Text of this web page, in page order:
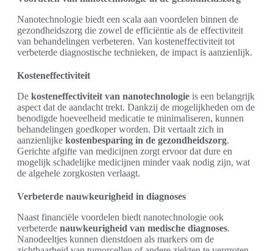
Nanotechnologie biedt een scala aan voordelen binnen de
gezondheidszorg die zowel de efficiëntie als de effectiviteit
van behandelingen verbeteren. Van kosteneffectiviteit tot
verbeterde diagnostische technieken, de impact is aanzienlijk.
Kosteneffectiviteit
De kosteneffectiviteit van nanotechnologie is een belangrijk
aspect dat de aandacht trekt. Dankzij de mogelijkheden om de
benodigde hoeveelheid medicatie te minimaliseren, kunnen
behandelingen goedkoper worden. Dit vertaalt zich in
aanzienlijke kostenbesparing in de gezondheidszorg.
Gerichte afgifte van medicijnen zorgt ervoor dat dure en
mogelijk schadelijke medicijnen minder vaak nodig zijn, wat
de algehele zorgkosten verlaagt.
Verbeterde nauwkeurigheid in diagnoses
Naast financiële voordelen biedt nanotechnologie ook
verbeterde nauwkeurigheid van medische diagnoses.
Nanodeeltjes kunnen dienstdoen als markers om de